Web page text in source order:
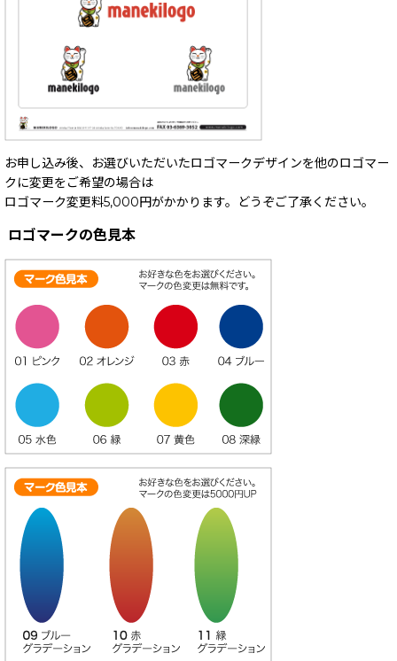
お申し込み後、お選びいただいたロゴマークデザインを他のロゴマー
クに変更をご希望の場合は
ロゴマーク変更料5,000円がかかります。どうぞご了承ください。
ロゴマークの色見本